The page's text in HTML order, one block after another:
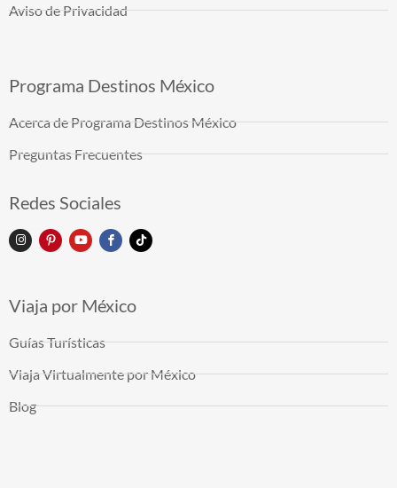
Aviso de Privacidad
Programa Destinos México
Acerca de Programa Destinos México
Preguntas Frecuentes
Redes Sociales
Viaja por México
Guías Turísticas
Viaja Virtualmente por México
Blog